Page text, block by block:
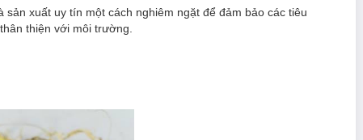
xuất uy tín một cách nghiêm ngặt để đảm bảo các tiêu
thiện với môi trường.